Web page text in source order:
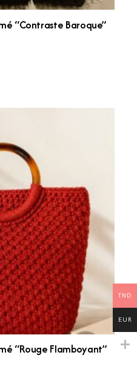
“Contraste Baroque”
“Rouge Flamboyant”
TND
EUR